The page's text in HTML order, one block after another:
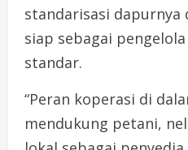
standarisasi dapurnya
siap sebagai pengelola
standar.
“Peran koperasi di
mendukung petani,